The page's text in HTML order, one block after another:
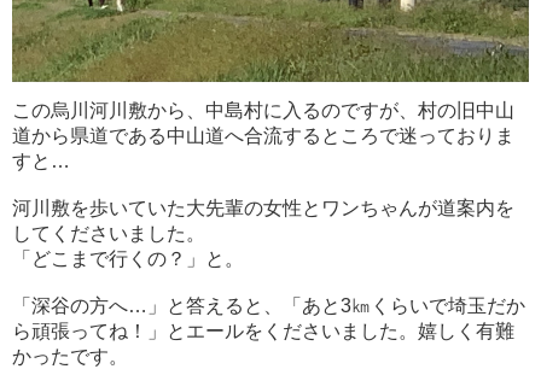
この烏川河川敷から、中島村に入るのですが、村の旧中山
道から県道である中山道へ合流するところで迷っておりま
すと…
河川敷を歩いていた大先輩の女性とワンちゃんが道案内を
してくださいました。
「どこまで行くの？」と。
「深谷の方へ…」と答えると、「あと3㎞くらいで埼玉だか
ら頑張ってね！」とエールをくださいました。嬉しく有難
かったです。